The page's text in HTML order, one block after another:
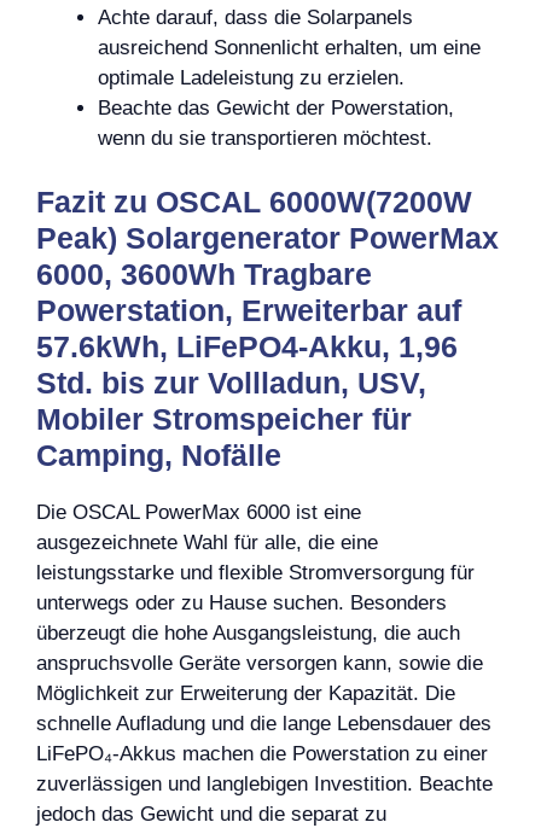
Achte darauf, dass die Solarpanels
ausreichend Sonnenlicht erhalten, um eine
optimale Ladeleistung zu erzielen.
Beachte das Gewicht der Powerstation,
wenn du sie transportieren möchtest.
Fazit zu OSCAL 6000W(7200W
Peak) Solargenerator PowerMax
6000, 3600Wh Tragbare
Powerstation, Erweiterbar auf
57.6kWh, LiFePO4-Akku, 1,96
Std. bis zur Vollladun, USV,
Mobiler Stromspeicher für
Camping, Nofälle
Die OSCAL PowerMax 6000 ist eine
ausgezeichnete Wahl für alle, die eine
leistungsstarke und flexible Stromversorgung für
unterwegs oder zu Hause suchen. Besonders
überzeugt die hohe Ausgangsleistung, die auch
anspruchsvolle Geräte versorgen kann, sowie die
Möglichkeit zur Erweiterung der Kapazität. Die
schnelle Aufladung und die lange Lebensdauer des
LiFePO₄-Akkus machen die Powerstation zu einer
zuverlässigen und langlebigen Investition. Beachte
jedoch das Gewicht und die separat zu